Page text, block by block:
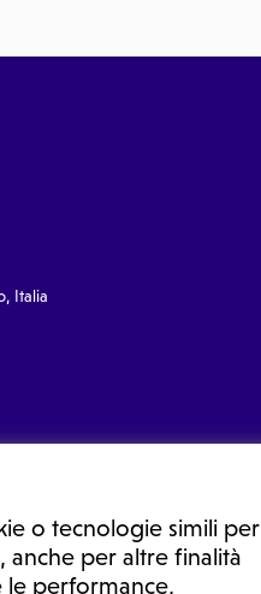
o tecnologie simili per
anche per altre finalità
le performance,
Italia